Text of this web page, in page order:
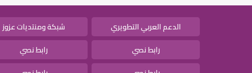
الدعم العربي التطويري شبكة ومنتديات عزوز
رابط نصي
رابط نصي